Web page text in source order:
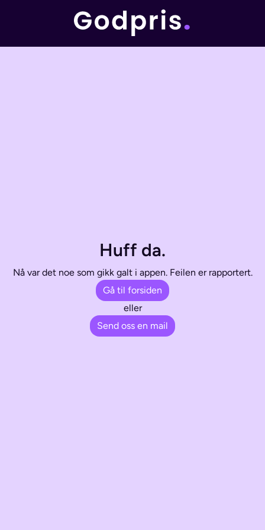
Huff da.
Nå var det noe som gikk galt i appen. Feilen er rapportert.
Gå til forsiden
eller
Send oss en mail